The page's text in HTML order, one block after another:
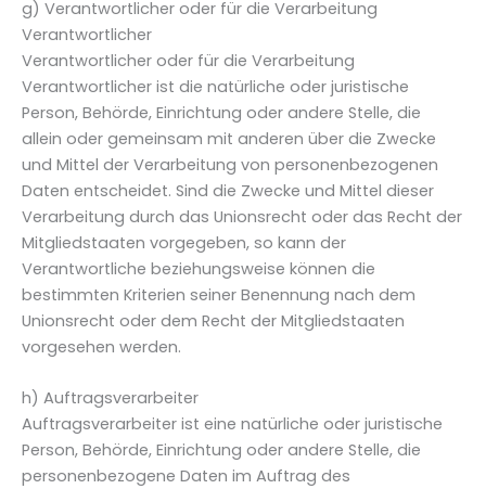
g) Verantwortlicher oder für die Verarbeitung
Verantwortlicher
Verantwortlicher oder für die Verarbeitung
Verantwortlicher ist die natürliche oder juristische
Person, Behörde, Einrichtung oder andere Stelle, die
allein oder gemeinsam mit anderen über die Zwecke
und Mittel der Verarbeitung von personenbezogenen
Daten entscheidet. Sind die Zwecke und Mittel dieser
Verarbeitung durch das Unionsrecht oder das Recht der
Mitgliedstaaten vorgegeben, so kann der
Verantwortliche beziehungsweise können die
bestimmten Kriterien seiner Benennung nach dem
Unionsrecht oder dem Recht der Mitgliedstaaten
vorgesehen werden.
h) Auftragsverarbeiter
Auftragsverarbeiter ist eine natürliche oder juristische
Person, Behörde, Einrichtung oder andere Stelle, die
personenbezogene Daten im Auftrag des